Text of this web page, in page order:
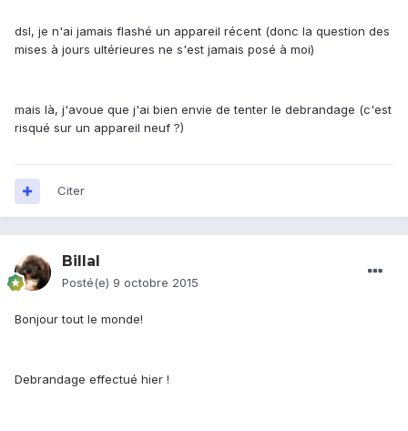
dsl, je n'ai jamais flashé un appareil récent (donc la question des
mises à jours ultérieures ne s'est jamais posé à moi)
mais là, j'avoue que j'ai bien envie de tenter le debrandage (c'est
risqué sur un appareil neuf ?)
Citer
Billal
Posté(e) 9 octobre 2015
Bonjour tout le monde!
Debrandage effectué hier !